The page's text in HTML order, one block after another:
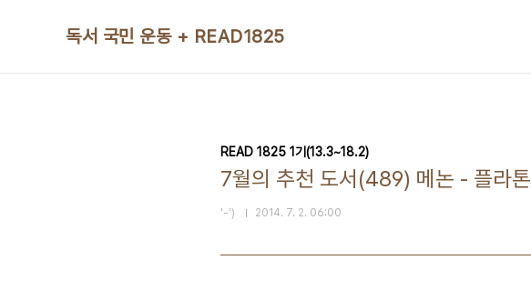
독서 국민 운동 + READ1825
READ 1825 1기(13.3~18.2)
7월의 추천 도서(489) 메논 - 플라톤
'-') 2014. 7. 2. 06:00